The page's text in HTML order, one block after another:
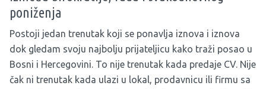
poniženja
Postoji jedan trenutak koji se ponavlja iznova i iznova
dok gledam svoju najbolju prijateljicu kako traži posao u
Bosni i Hercegovini. To nije trenutak kada predaje CV. Nije
čak ni trenutak kada ulazi u lokal, prodavnicu ili firmu sa